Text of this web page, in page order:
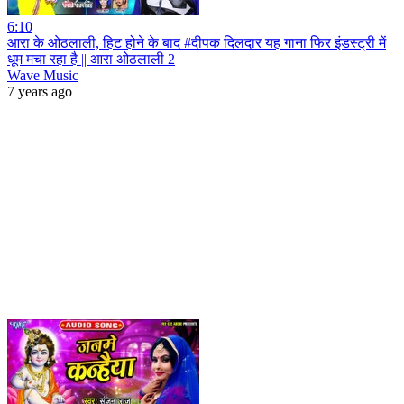
6:10
आरा के ओठलाली, हिट होने के बाद #दीपक दिलदार यह गाना फिर इंडस्ट्री में
धूम मचा रहा है || आरा ओठलाली 2
Wave Music
7 years ago